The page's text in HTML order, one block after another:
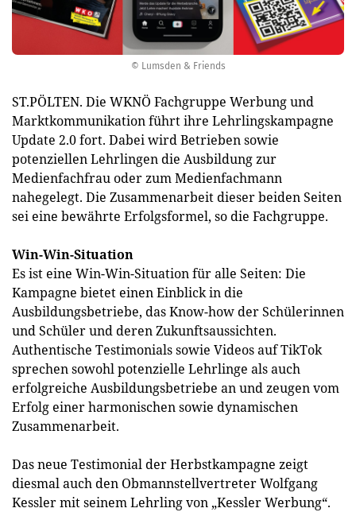
© Lumsden & Friends
ST.PÖLTEN. Die WKNÖ Fachgruppe Werbung und
Marktkommunikation führt ihre Lehrlingskampagne
Update 2.0 fort. Dabei wird Betrieben sowie
potenziellen Lehrlingen die Ausbildung zur
Medienfachfrau oder zum Medienfachmann
nahegelegt. Die Zusammenarbeit dieser beiden Seiten
sei eine bewährte Erfolgsformel, so die Fachgruppe.
Win-Win-Situation
Es ist eine Win-Win-Situation für alle Seiten: Die
Kampagne bietet einen Einblick in die
Ausbildungsbetriebe, das Know-how der Schülerinnen
und Schüler und deren Zukunftsaussichten.
Authentische Testimonials sowie Videos auf TikTok
sprechen sowohl potenzielle Lehrlinge als auch
erfolgreiche Ausbildungsbetriebe an und zeugen vom
Erfolg einer harmonischen sowie dynamischen
Zusammenarbeit.
Das neue Testimonial der Herbstkampagne zeigt
diesmal auch den Obmannstellvertreter Wolfgang
Kessler mit seinem Lehrling von „Kessler Werbung“.